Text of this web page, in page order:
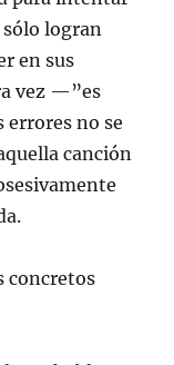
sólo logran
en sus
vez —”es
errores no se
canción
concretos